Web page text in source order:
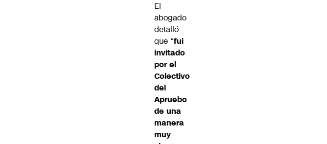
El
abogado
detalló
que “fui
invitado
por el
Colectivo
del
Apruebo
de una
manera
muy